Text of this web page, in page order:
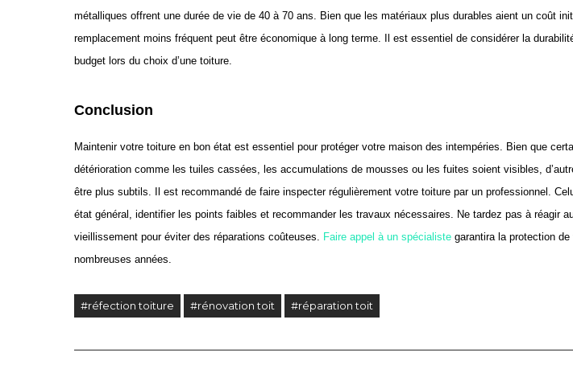
métalliques offrent une durée de vie de 40 à 70 ans. Bien que les matériaux plus durables aient un coût
remplacement moins fréquent peut être économique à long terme. Il est essentiel de considérer la
budget lors du choix d’une toiture.
Conclusion
Maintenir votre toiture en bon état est essentiel pour protéger votre maison des intempéries. Bien que
détérioration comme les tuiles cassées, les accumulations de mousses ou les fuites soient visibles,
être plus subtils. Il est recommandé de faire inspecter régulièrement votre toiture par un professionnel.
état général, identifier les points faibles et recommander les travaux nécessaires. Ne tardez pas à réagir
vieillissement pour éviter des réparations coûteuses. Faire appel à un spécialiste garantira la protection
nombreuses années.
#réfection toiture #rénovation toit #réparation toit